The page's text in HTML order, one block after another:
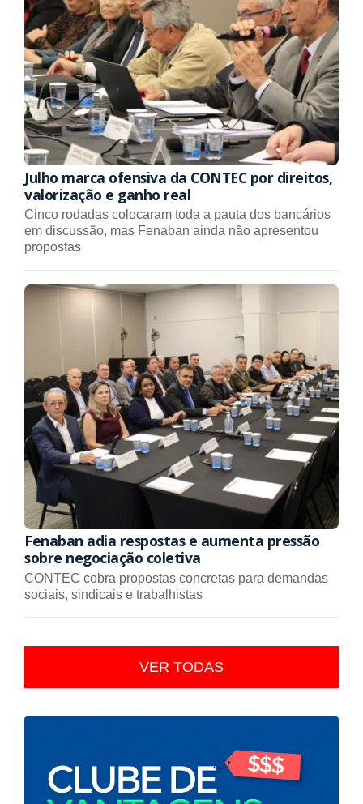
Julho marca ofensiva da CONTEC por direitos,
valorização e ganho real
Cinco rodadas colocaram toda a pauta dos bancários
em discussão, mas Fenaban ainda não apresentou
propostas
Fenaban adia respostas e aumenta pressão
sobre negociação coletiva
CONTEC cobra propostas concretas para demandas
sociais, sindicais e trabalhistas
VER TODAS